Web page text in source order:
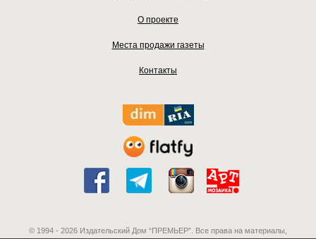
О проекте
Места продажи газеты
Контакты
© 1994 - 2026 Издательский Дом “ПРЕМЬЕР”. Все права на материалы,